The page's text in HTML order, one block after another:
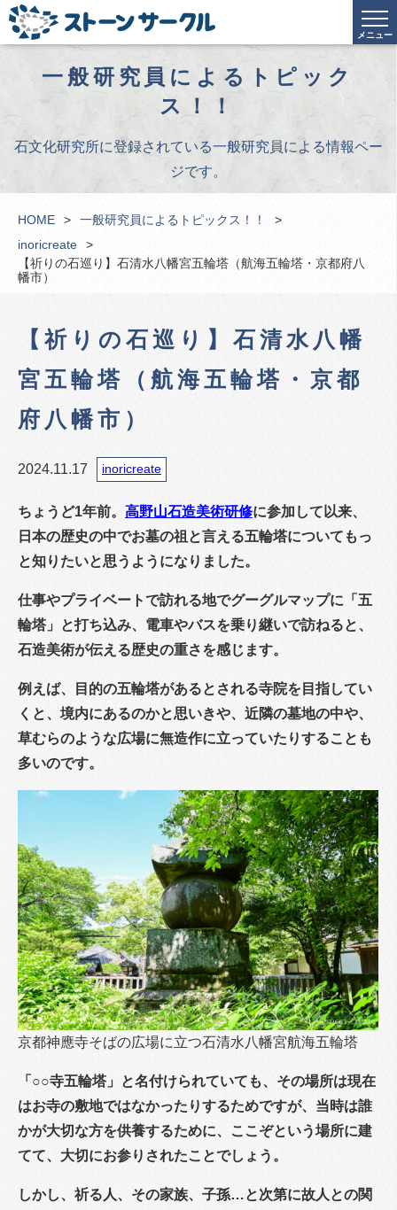
メニュー
一般研究員によるトピック
ス！！
石文化研究所に登録されている一般研究員による情報ペー
ジです。
HOME
一般研究員によるトピックス！！
inoricreate
【祈りの石巡り】石清水八幡宮五輪塔（航海五輪塔・京都府八
幡市）
【祈りの石巡り】石清水八幡
宮五輪塔（航海五輪塔・京都
府八幡市）
2024.11.17 inoricreate
ちょうど1年前。 高野山石造美術研修に参加して以来、
日本の歴史の中でお墓の祖と言える五輪塔についてもっ
と知りたいと思うようになりました。
仕事やプライベートで訪れる地でグーグルマップに「五
輪塔」と打ち込み、電車やバスを乗り継いで訪ねると、
石造美術が伝える歴史の重さを感じます。
例えば、目的の五輪塔があるとされる寺院を目指してい
くと、境内にあるのかと思いきや、近隣の墓地の中や、
草むらのような広場に無造作に立っていたりすることも
多いのです。
京都神應寺そばの広場に立つ石清水八幡宮航海五輪塔
「○○寺五輪塔」と名付けられていても、その場所は現在
はお寺の敷地ではなかったりするためですが、当時は誰
かが大切な方を供養するために、ここぞという場所に建
てて、大切にお参りされたことでしょう。
しかし、祈る人、その家族、子孫…と次第に故人との関